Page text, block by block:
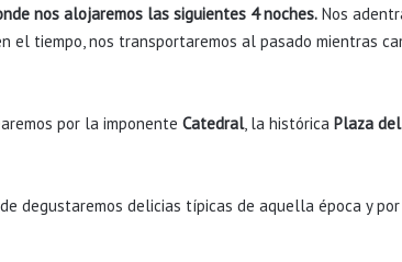
nos alojaremos las siguientes 4 noches. Nos
el tiempo, nos transportaremos al pasado mientras
por la imponente Catedral, la histórica Plaza
degustaremos delicias típicas de aquella época y